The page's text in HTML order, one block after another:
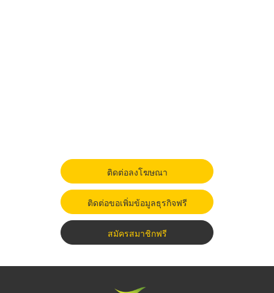
ติดต่อลงโฆษณา
ติดต่อขอเพิ่มข้อมูลธุรกิจฟรี
สมัครสมาชิกฟรี